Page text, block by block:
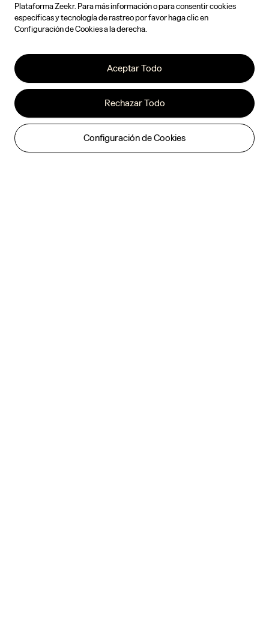
Plataforma Zeekr. Para más información o para consentir cookies
específicas y tecnología de rastreo por favor haga clic en
Configuración de Cookies a la derecha.
Aceptar Todo
Rechazar Todo
Configuración de Cookies